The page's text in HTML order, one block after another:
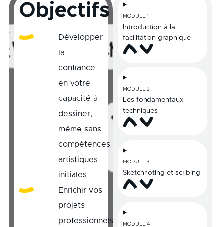
Objectifs
Développer
la
confiance
en votre
capacité à
dessiner,
même sans
compétences
artistiques
initiales
Enrichir vos
projets
professionnels
MODULE 1
Introduction à la
facilitation graphique
MODULE 2
Les fondamentaux
techniques
MODULE 3
Sketchnoting et scribing
MODULE 4